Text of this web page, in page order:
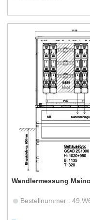
Wandlermessung
Bestellnummer :